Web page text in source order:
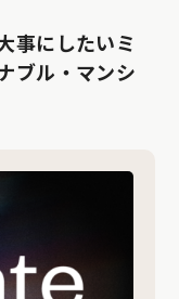
事にしたいミ
ブル・マンシ